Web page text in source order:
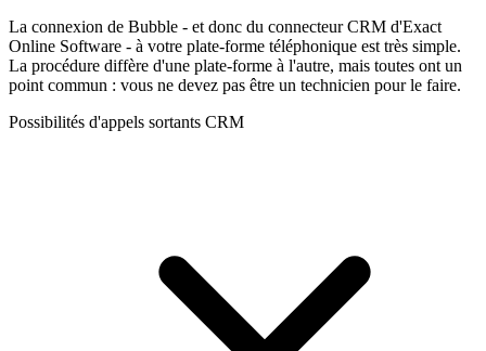
La connexion de Bubble - et donc du connecteur CRM d'Exact
Online Software - à votre plate-forme téléphonique est très simple.
La procédure diffère d'une plate-forme à l'autre, mais toutes ont un
point commun : vous ne devez pas être un technicien pour le faire.
Possibilités d'appels sortants CRM